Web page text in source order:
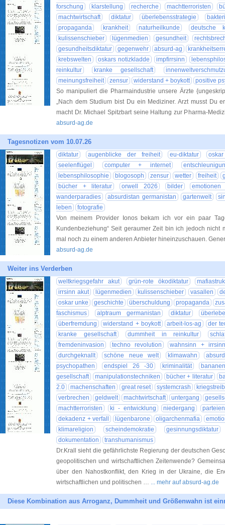
forschung
klarstellung recherche machtterroristen
machtwirtschaft
diktatur überlebensstrategie
propaganda
krankheit naturheilkunde
deutsche
kulissenschieber
lügenmedien gesundheit
gesundheitsdiktatur
gegenwehr absurd-ag
krebswelten
oskars notizkladde impfirrsinn
reinkultur
kranke gesellschaft
meinungsfreiheit
zensur widerstand + boykott
positive
So manipuliert die Pharmaindustrie unsere Ärzte
„Nach dem Studium bist Du ein Mediziner. Arzt musst Du
macht Dr. Michael Spitzbart seine Haltung zur Pharma-
absurd-ag.de
Tagesnotizen vom 10.07.26
diktatur augenblicke der freiheit eu-diktatur
seelenflügel
computer + internet
lebensphilosophie
blogosoph zensur wetter freiheit
bücher + literatur
orwell 2026 bilder
wanderparadies
absurdistan germanistan gartenwelt
leben
fotografie
Von meinem Provider Ionos bekam ich vor ein paar
Kundenbeziehung“ Seit geraumer Zeit bin ich jedoch nicht
mal noch zu einem anderen Anbieter hineinzuschauen.
absurd-ag.de
Weiter ins Verderben
weltkriegsgefahr akut grün-rote ökodiktatur
irrsinn akut
lügenmedien kulissenschieber vasallen
oskar unke
geschichte überschuldung propaganda
faschismus
alptraum germanistan diktatur
überfremdung
widerstand + boykott arbeit-los-ag
der
kranke gesellschaft
dummheit in reinkultur
fremdeninvasion
techno revolution
wahnsinn + irrsinn
durchgeknallt
schöne neue welt klimawahn
psychopathen
endspiel 26 -30 kriminalität
gesellschaft
manipulationstechniken bücher + literatur
2.0
machenschaften great reset systemcrash
verbrechen
geldwelt machtwirtschaft untergang
machtterroristen
ki - entwicklung niedergang
dekadenz + verfall
lügenbarone oligarchenmafia
klimareligion
scheindemokratie
gesinnungsdiktatur
dokumentation
transhumanismus
Dr.Krall sieht die gefährlichste Regierung der deutschen
geopolitischen und wirtschaftlichen Zeitenwende?
über den Nahostkonflikt, den Krieg in der Ukraine, die
wirtschaftlichen und politischen … ... mehr auf absurd-ag.de
Diese Kombination aus Arroganz, Dummheit und Größenwahn ist